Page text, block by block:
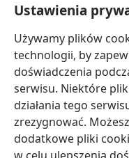
Ustawienia
Używamy plików
technologii, by
doświadczenia
serwisu. Niektóre
działania tego
zrezygnować.
dodatkowe pliki
W czasie swego
wykonawcy wyroku
hebrajsku Abaddon,
(Ijoba 26:6;28:22;
w którym zostały
chrześcijańskie, jego
a mianowicie
wskazuje wyraźnie,